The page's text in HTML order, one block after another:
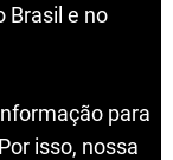
Brasil e no
para
isso, nossa